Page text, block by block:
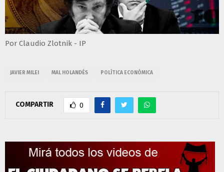
Por Claudio Zlotnik - IP
JAVIER MILEI MAL HOLANDÉS POLÍTICA ECONÓMICA
COMPARTIR 0